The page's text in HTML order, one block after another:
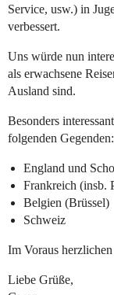
Service, usw.) in
verbessert.
Uns würde nun
als erwachsene
Ausland sind.
Besonders
folgenden Gegenden:
England und
Frankreich (insb.
Belgien (Brüssel)
Schweiz
Im Voraus
Liebe Grüße,